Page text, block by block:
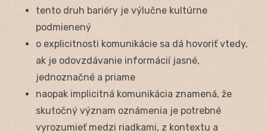
tento druh bariéry je výlučne kultúrne
podmienený
o explicitnosti komunikácie sa dá hovoriť vtedy,
ak je odovzdávanie informácií jasné,
jednoznačné a priame
naopak implicitná komunikácia znamená, že
skutočný význam oznámenia je potrebné
vyrozumieť medzi riadkami, z kontextu a